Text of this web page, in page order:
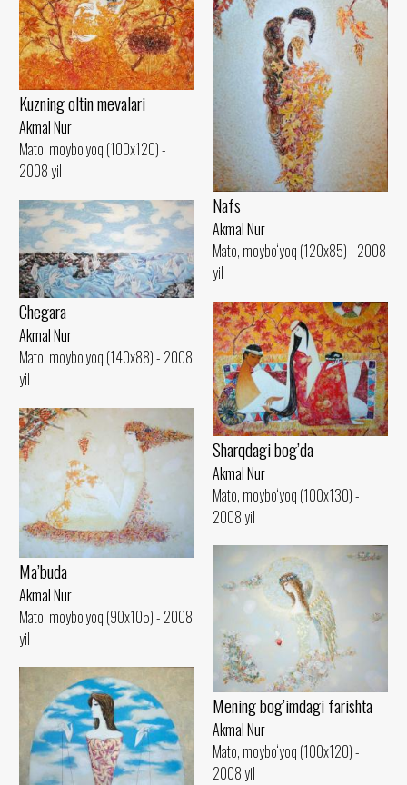
Nafs
Akmal Nur
Mato, moybo‘yoq (120x85) - 2008
yil
Kuzning oltin mevalari
Akmal Nur
Mato, moybo‘yoq (100x120) -
2008 yil
Chegara
Akmal Nur
Mato, moybo‘yoq (140x88) - 2008
yil
Sharqdagi bog’da
Akmal Nur
Mato, moybo‘yoq (100x130) -
2008 yil
Ma’buda
Akmal Nur
Mato, moybo‘yoq (90x105) - 2008
yil
Mening bog’imdagi farishta
Akmal Nur
Mato, moybo‘yoq (100x120) -
2008 yil